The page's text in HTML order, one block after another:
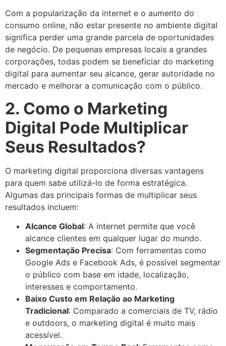
Com a popularização da internet e o aumento do
consumo online, não estar presente no ambiente digital
significa perder uma grande parcela de oportunidades
de negócio. De pequenas empresas locais a grandes
corporações, todas podem se beneficiar do marketing
digital para aumentar seu alcance, gerar autoridade no
mercado e melhorar a comunicação com o público.
2. Como o Marketing
Digital Pode Multiplicar
Seus Resultados?
O marketing digital proporciona diversas vantagens
para quem sabe utilizá-lo de forma estratégica.
Algumas das principais formas de multiplicar seus
resultados incluem:
Alcance Global: A internet permite que você
alcance clientes em qualquer lugar do mundo.
Segmentação Precisa: Com ferramentas como
Google Ads e Facebook Ads, é possível segmentar
o público com base em idade, localização,
interesses e comportamento.
Baixo Custo em Relação ao Marketing
Tradicional: Comparado a comerciais de TV, rádio
e outdoors, o marketing digital é muito mais
acessível.